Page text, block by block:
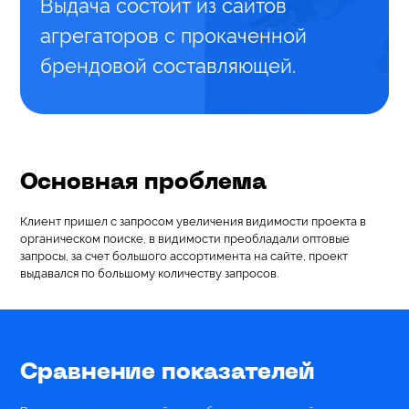
Контекстная реклама Топ
Аудит контекстной рекламы
Построение отдела продаж
Услуги Веб-Аналитики
Продвижение на Авито
Выдача состоит из сайтов
агрегаторов с прокаченной
брендовой составляющей.
Основная проблема
Клиент пришел с запросом увеличения видимости проекта в
органическом поиске, в видимости преобладали оптовые
запросы, за счет большого ассортимента на сайте, проект
выдавался по большому количеству запросов.
Сравнение показателей